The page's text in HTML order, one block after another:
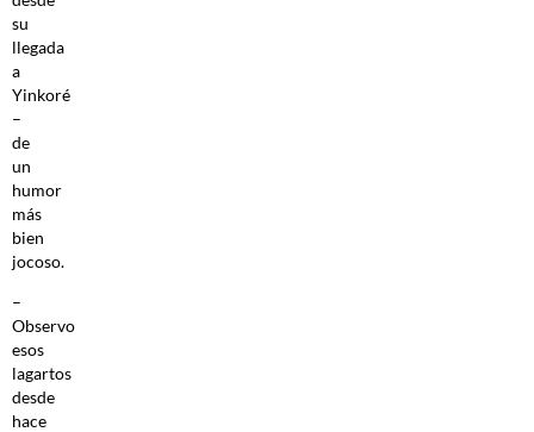
su
llegada
a
Yinkoré
–
de
un
humor
más
bien
jocoso.
–
Observo
esos
lagartos
desde
hace